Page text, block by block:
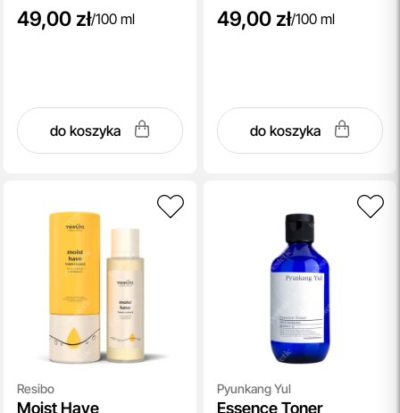
49,00 zł/100 ml
do koszyka
49,00 zł/100 ml
do koszyka
Resibo
Moist Have
Pyunkang Yul
Essence Toner